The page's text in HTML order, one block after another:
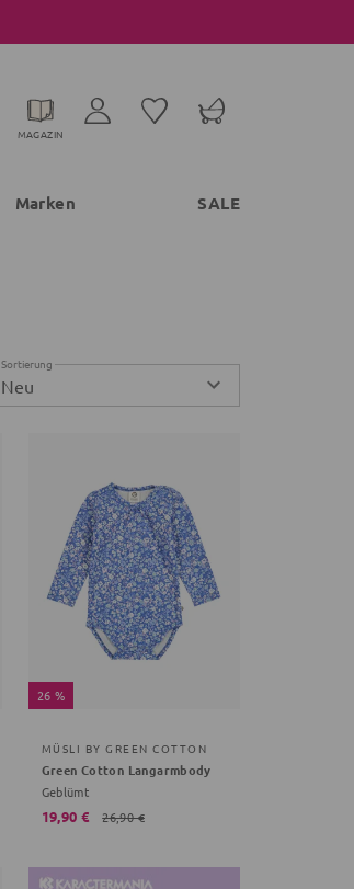
MAGAZIN
Marken SALE
Sortierung
Neu
26 %
MÜSLI BY GREEN COTTON
Green Cotton Langarmbody
Geblümt
19,90 € 26,90 €